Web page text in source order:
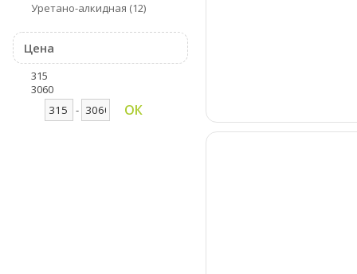
Уретано-алкидная (12)
Цена
315
3060
-
ОК